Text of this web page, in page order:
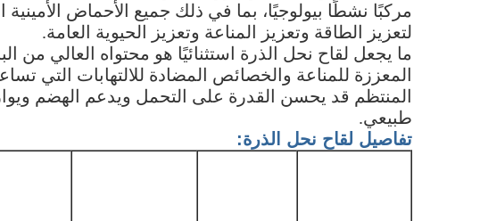
مركبًا نشطًا بيولوجيًا، بما في ذلك جميع الأحماض
لتعزيز الطاقة وتعزيز المناعة وتعزيز الحيوية العامة.
المعززة للمناعة والخصائص المضادة للالتهابات التي
المنتظم قد يحسن القدرة على التحمل ويدعم الهضم
طبيعي.
تفاصيل لقاح نحل الذرة: